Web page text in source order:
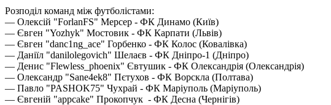
Розподіл команд між футболістами:
— Олексій "ForlanFS" Мерсер - ФК Динамо (Київ)
— Євген "Yozhyk" Мостовик - ФК Карпати (Львів)
— Євген "danc1ng_ace" Горбенко - ФК Колос (Ковалівка)
— Даніїл "danilolegovich" Шелаєв - ФК Дніпро-1 (Дніпро)
— Денис "Flewless_phoenix" Євтушик - ФК Олександрія (Олександрія)
— Олександр "Sane4ek8" Пєтухов - ФК Ворскла (Полтава)
— Павло "PASHOK75" Чухрай - ФК Маріуполь (Маріуполь)
— Євгеній "appcake" Прокопчук - ФК Десна (Чернігів)